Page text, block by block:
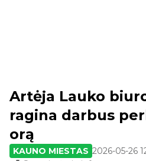
Artėja Lauko
ragina darbus
orą
KAUNO MIESTAS 2026-05-26